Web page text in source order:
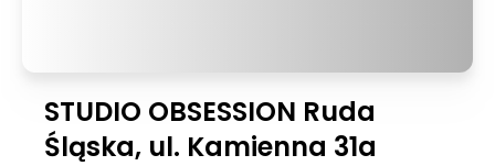
STUDIO OBSESSION Ruda
Śląska, ul. Kamienna 31a